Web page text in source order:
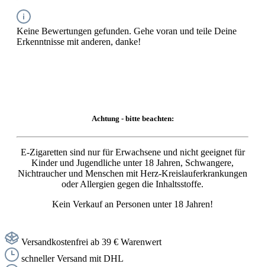
Keine Bewertungen gefunden. Gehe voran und teile Deine
Erkenntnisse mit anderen, danke!
Achtung - bitte beachten:
E-Zigaretten sind nur für Erwachsene und nicht geeignet für
Kinder und Jugendliche unter 18 Jahren, Schwangere,
Nichtraucher und Menschen mit Herz-Kreislauferkrankungen
oder Allergien gegen die Inhaltsstoffe.
Kein Verkauf an Personen unter 18 Jahren!
Versandkostenfrei ab 39 € Warenwert
schneller Versand mit DHL